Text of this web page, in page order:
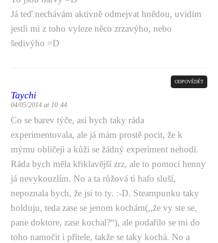
Já teď nechávám aktivně odmejvat hnědou, uvidím
jestli mi z toho vyleze něco zrzavýho, nebo
šedivýho =D
Taychi
04/05/2014 at 10:44
ODPOVĚDĚT
Co se barev týče, asi bych taky ráda
experimentovala, ale já mám prostě pocit, že k
mýmu obličeji a kůži se žádný experiment nehodí.
Ráda bych měla křiklavější zrz, ale to pomocí henny
já nevykouzlím. No a ta růžová ti hafo sluší,
nepoznala bych, že jsi to ty. :-D. Steampunku taky
holduju, teda zase se jenom kochám(,,že vy ste se,
pane doktore, zase kochal?“), ale podařilo se mi do
toho namočit i přítele, takže se taky kochá. No a